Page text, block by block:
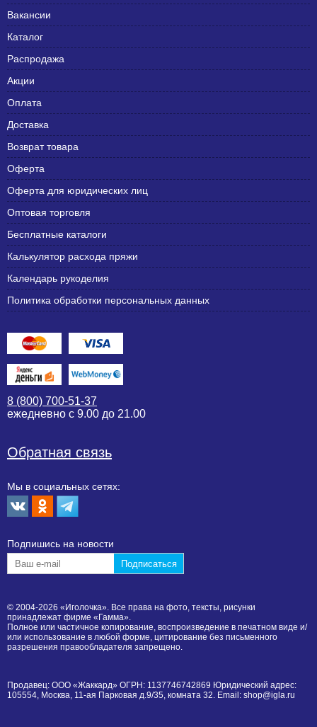
Вакансии
Каталог
Распродажа
Акции
Оплата
Доставка
Возврат товара
Оферта
Оферта для юридических лиц
Оптовая торговля
Бесплатные каталоги
Калькулятор расхода пряжи
Календарь рукоделия
Политика обработки персональных данных
8 (800) 700-51-37
ежедневно с 9.00 до 21.00
Обратная связь
Мы в социальных сетях:
Подпишиcь на новости
© 2004-2026 «Иголочка». Все права на фото, тексты, рисунки
принадлежат фирме «Гамма».
Полное или частичное копирование, воспроизведение в печатном виде и/
или использование в любой форме, цитирование без письменного
разрешения правообладателя запрещено.
Продавец: ООО «Жаккард» ОГРН: 1137746742869 Юридический адрес:
105554, Москва, 11-ая Парковая д.9/35, комната 32. Email: shop@igla.ru